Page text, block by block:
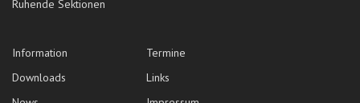
Ruhende Sektionen
Information
Termine
Downloads
Links